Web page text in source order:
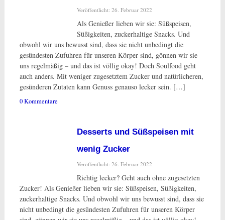
Veröffentlicht: 26. Februar 2022
Als Genießer lieben wir sie: Süßspeisen,
Süßigkeiten, zuckerhaltige Snacks. Und
obwohl wir uns bewusst sind, dass sie nicht unbedingt die
gesündesten Zufuhren für unseren Körper sind, gönnen wir sie
uns regelmäßig – und das ist völlig okay! Doch Soulfood geht
auch anders. Mit weniger zugesetztem Zucker und natürlicheren,
gesünderen Zutaten kann Genuss genauso lecker sein. […]
0 Kommentare
Desserts und Süßspeisen mit
wenig Zucker
Veröffentlicht: 26. Februar 2022
Richtig lecker? Geht auch ohne zugesetzten
Zucker! Als Genießer lieben wir sie: Süßspeisen, Süßigkeiten,
zuckerhaltige Snacks. Und obwohl wir uns bewusst sind, dass sie
nicht unbedingt die gesündesten Zufuhren für unseren Körper